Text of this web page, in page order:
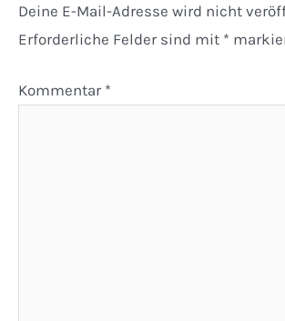
Deine E-Mail-Adresse wird nicht
Erforderliche Felder sind mit *
Kommentar *